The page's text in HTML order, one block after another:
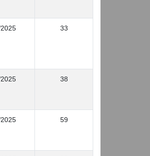
33
38
59